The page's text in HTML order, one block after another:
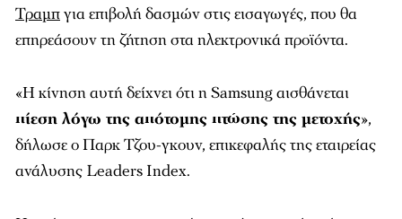
Τραμπγια επιβολή δασμών στις εισαγωγές, που θα
επηρεάσουν τη ζήτηση στα ηλεκτρονικά προϊόντα.
«Η κίνηση αυτή δείχνει ότι η Samsung αισθάνεται
πίεση λόγω της απότομης πτώσης της μετοχής»,
δήλωσε ο Παρκ Τζου-γκουν, επικεφαλής της εταιρείας
ανάλυσης Leaders Index.